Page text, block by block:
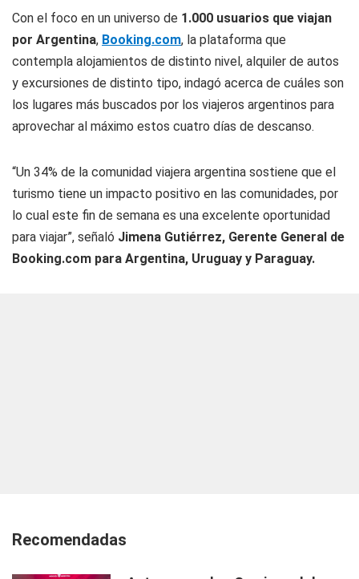
Con el foco en un universo de 1.000 usuarios que viajan
por Argentina, Booking.com, la plataforma que
contempla alojamientos de distinto nivel, alquiler de autos
y excursiones de distinto tipo, indagó acerca de cuáles son
los lugares más buscados por los viajeros argentinos para
aprovechar al máximo estos cuatro días de descanso.
“Un 34% de la comunidad viajera argentina sostiene que el
turismo tiene un impacto positivo en las comunidades, por
lo cual este fin de semana es una excelente oportunidad
para viajar”, señaló Jimena Gutiérrez, Gerente General de
Booking.com para Argentina, Uruguay y Paraguay.
Recomendadas